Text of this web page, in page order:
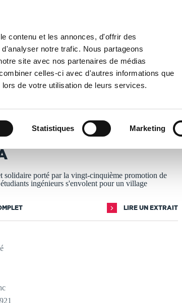
contenu et les annonces, d'offrir des
notre trafic. Nous partageons
site avec nos partenaires de médias
celles-ci avec d'autres informations que
de votre utilisation de leurs services.
Statistiques Marketing
LIBRAIRIE
DEMANDE - DÉLAI ACTUEL : 3 À 5 JOURS
solidaire porté par la vingt-cinquième promotion de
ingénieurs s'envolent pour un village
LIRE UN EXTRAIT